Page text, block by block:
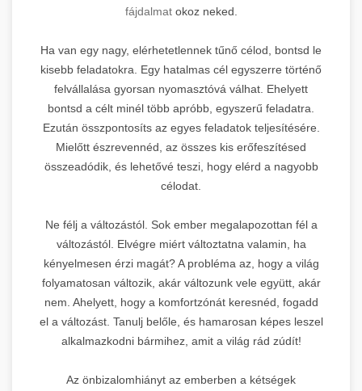
fájdalmatokoz neked.
Ha van egy nagy, elérhetetlennek tűnő célod, bontsd le
kisebb feladatokra. Egy hatalmas cél egyszerre történő
felvállalása gyorsan nyomasztóvá válhat. Ehelyett
bontsd a célt minél több apróbb, egyszerű feladatra.
Ezután összpontosíts az egyes feladatok teljesítésére.
Mielőtt észrevennéd, az összes kis erőfeszítésed
összeadódik, és lehetővé teszi, hogy elérd a nagyobb
célodat.
Ne félj a változástól. Sok ember megalapozottan fél a
változástól. Elvégre miért változtatna valamin, ha
kényelmesen érzi magát? A probléma az, hogy a világ
folyamatosan változik, akár változunk vele együtt, akár
nem. Ahelyett, hogy a komfortzónát keresnéd, fogadd
el a változást. Tanulj belőle, és hamarosan képes leszel
alkalmazkodni bármihez, amit a világ rád zúdít!
Az önbizalomhiányt az emberben a kétségek